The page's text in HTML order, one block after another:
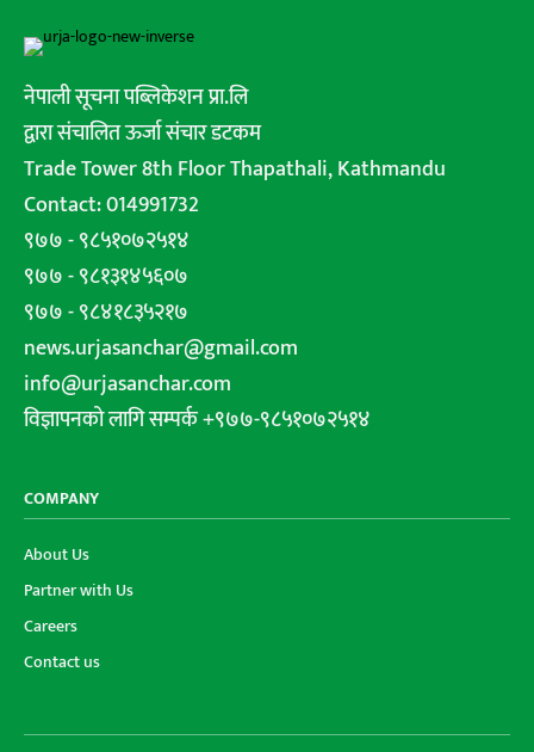
नेपाली सूचना पब्लिकेशन प्रा.लि
द्वारा संचालित ऊर्जा संचार डटकम
Trade Tower 8th Floor Thapathali, Kathmandu
Contact: 014991732
९७७ - ९८५१०७२५१४
९७७ - ९८१३१४५६०७
९७७ - ९८४१८३५२१७
news.urjasanchar@gmail.com
info@urjasanchar.com
विज्ञापनको लागि सम्पर्क +९७७-९८५१०७२५१४
COMPANY
About Us
Partner with Us
Careers
Contact us